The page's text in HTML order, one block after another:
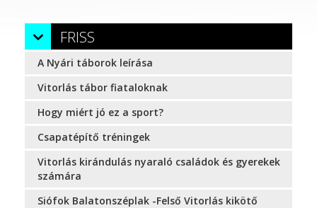
FRISS
A Nyári táborok leírása
Vitorlás tábor fiataloknak
Hogy miért jó ez a sport?
Csapatépítő tréningek
Vitorlás kirándulás nyaraló családok és gyerekek
számára
Siófok Balatonszéplak -Felső Vitorlás kikötő